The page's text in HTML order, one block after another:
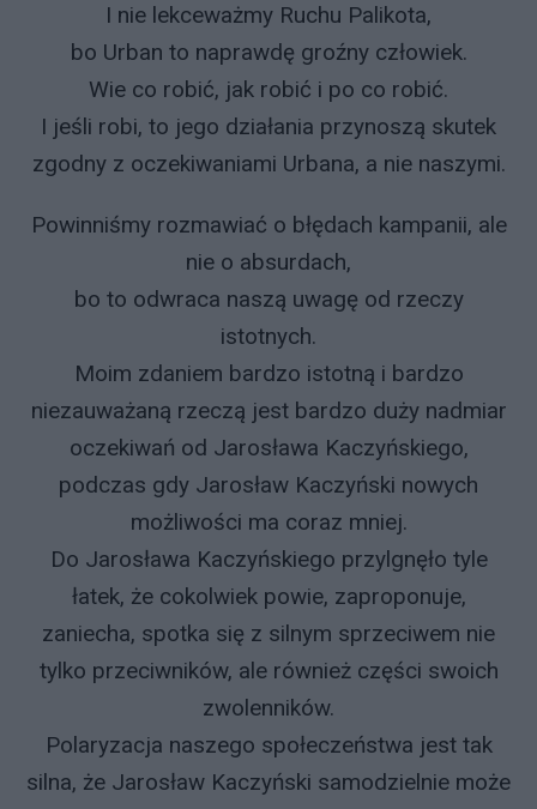
I nie lekceważmy Ruchu Palikota,
bo Urban to naprawdę groźny człowiek.
Wie co robić, jak robić i po co robić.
I jeśli robi, to jego działania przynoszą skutek
zgodny z oczekiwaniami Urbana, a nie naszymi.
Powinniśmy rozmawiać o błędach kampanii, ale
nie o absurdach,
bo to odwraca naszą uwagę od rzeczy
istotnych.
Moim zdaniem bardzo istotną i bardzo
niezauważaną rzeczą jest bardzo duży nadmiar
oczekiwań od Jarosława Kaczyńskiego,
podczas gdy Jarosław Kaczyński nowych
możliwości ma coraz mniej.
Do Jarosława Kaczyńskiego przylgnęło tyle
łatek, że cokolwiek powie, zaproponuje,
zaniecha, spotka się z silnym sprzeciwem nie
tylko przeciwników, ale również części swoich
zwolenników.
Polaryzacja naszego społeczeństwa jest tak
silna, że Jarosław Kaczyński samodzielnie może